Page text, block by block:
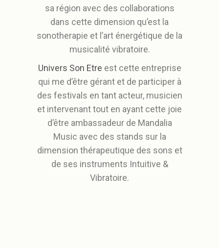
sa région avec des collaborations
dans cette dimension qu’est la
sonotherapie et l’art énergétique de la
musicalité vibratoire.
Univers Son Etre est cette entreprise
qui me d’être gérant et de participer à
des festivals en tant acteur, musicien
et intervenant tout en ayant cette joie
d’être ambassadeur de Mandalia
Music avec des stands sur la
dimension thérapeutique des sons et
de ses instruments Intuitive &
Vibratoire.